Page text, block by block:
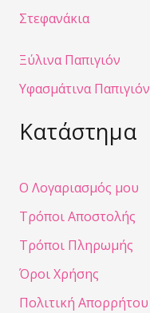
Στεφανάκια
Ξύλινα Παπιγιόν
Υφασμάτινα Παπιγιόν
Κατάστημα
Ο Λογαριασμός μου
Τρόποι Αποστολής
Τρόποι Πληρωμής
Όροι Χρήσης
Πολιτική Απορρήτου